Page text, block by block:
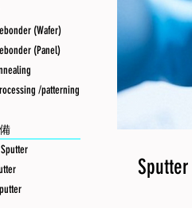
(Wafer)
(Panel)
/patterning